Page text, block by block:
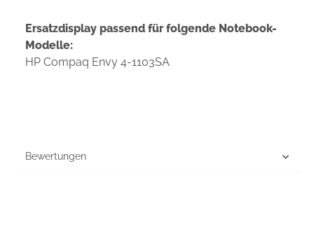
Ersatzdisplay passend für folgende Notebook-
Modelle:
HP Compaq Envy 4-1103SA
Bewertungen